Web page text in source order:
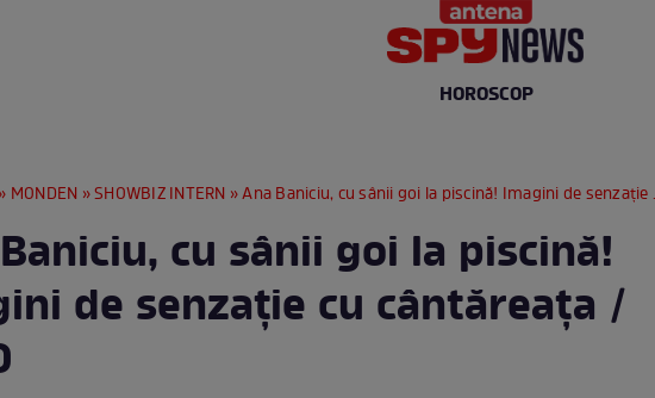
HOROSCOP
» MONDEN »SHOWBIZ INTERN » Ana Baniciu, cu sânii goi la piscină! Imagini de senzație cu cântăreața / FOTO
cu sânii goi la piscină!
de senzație cu cântăreața /